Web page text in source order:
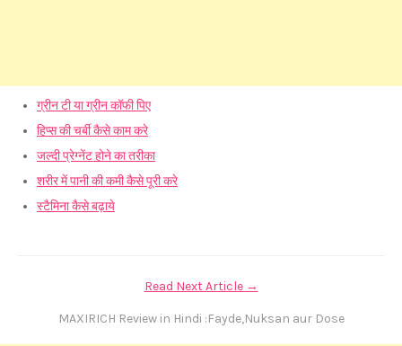
ग्रीन टी या ग्रीन कॉफी पिए
हिप्स की चर्बी कैसे काम करे
जल्दी प्रेग्नेंट होने का तरीका
शरीर में पानी की कमी कैसे पूरी करे
स्टैमिना कैसे बढ़ाये
Read Next Article →
MAXIRICH Review in Hindi :Fayde,Nuksan aur Dose